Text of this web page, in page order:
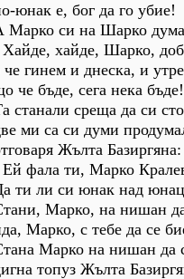
юнак е, бог да го убие!
Марко си на Шарко
хайде, Шарко,
че гинем и днеска, и
че бъде, сега нека бъде!
станали среща да си
ми са си думи
Жълта Базиргяна:
фала ти, Марко
ти ли си юнак над
Марко, на нишан
Марко, с тебе да се
Марко на нишан да
топуз Жълта